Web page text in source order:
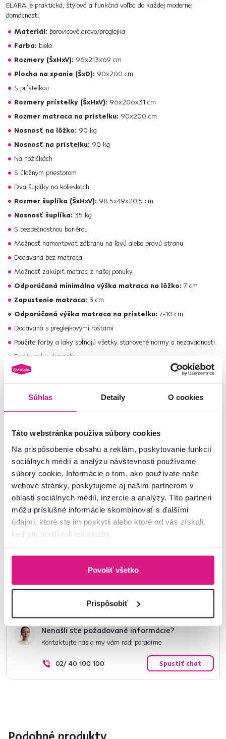
Súhlas Detaily O cookies
Táto webstránka používa súbory cookies
Na prispôsobenie obsahu a reklám, poskytovanie funkcií
sociálnych médií a analýzu návštevnosti používame
súbory cookie. Informácie o tom, ako používate naše
webové stránky, poskytujeme aj našim partnerom v
oblasti sociálnych médií, inzercie a analýzy. Títo partneri
môžu príslušné informácie skombinovať s ďalšími
údajmi, ktoré ste im poskytli alebo ktoré od vás získali,
keď ste používali ich služby.
Povoliť všetko
Prispôsobiť
ELARA je praktická, štýlová a funkčná voľba do každej modernej
domácnosti.
Materiál: borovicové drevo/preglejka
Farba: biela
Rozmery (ŠxHxV): 96x213x69 cm
Plocha na spanie (ŠxD): 90x200 cm
S prístelkou
Rozmery prístelky (ŠxHxV): 96x206x31 cm
Rozmer matraca na prístelku: 90x200 cm
Nosnosť na lôžko: 90 kg
Nosnosť na prístelku: 90 kg
Na nožičkách
S úložným priestorom
Dva šuplíky na kolieskach
Rozmer šuplíka (ŠxHxV): 98.5x49x20,5 cm
Nosnosť šuplíka: 35 kg
S bezpečnostnou bariérou
Možnosť namontovať zábranu na ľavú alebo pravú stranu
Dodávaná bez matraca
Možnosť zakúpiť matrac z našej ponuky
Odporúčaná minimálna výška matraca na lôžko: 7 cm
Zapustenie matraca: 3 cm
Odporúčaná výška matraca na prístelku: 7-10 cm
Dodávaná s preglejkovými roštami
Použité farby a laky spĺňajú všetky stanovené normy a nezávadnosti
Dodávané v demonte
Odporúčanie pre údržbu:
- používajte iba mydlo PH neutrálne
Hľadáte iný typ detskej postele alebo vám nesedí farba? Nahliadnite do
Číslo produktu : 0000412686
Základné parametre
Rozmery a špecifikácie
Informácie o balení
Montážny návod
Nenašli ste požadované informácie?
Kontaktujte nás a my vám radi poradíme
02/ 40 100 100 Spustiť chat
Podobné produkty